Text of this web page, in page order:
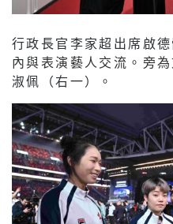
行政長官李家超出席啟
內與表演藝人交流。旁
淑佩（右一）。